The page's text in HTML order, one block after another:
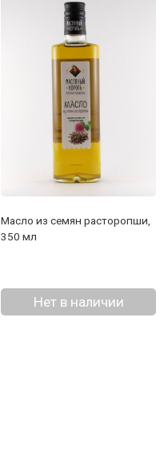
Масло из семян расторопши,
350 мл
Нет в наличии